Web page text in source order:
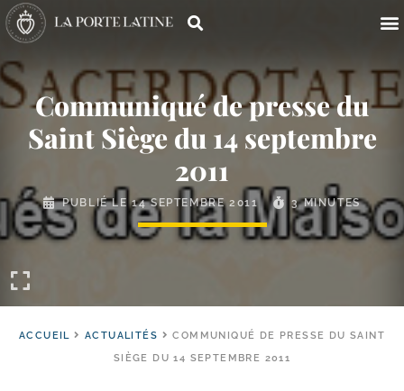
Communiqué de presse du
Saint Siège du 14 septembre
2011
PUBLIÉ LE14 SEPTEMBRE 2011 3 MINUTES
ACCUEIL ACTUALITÉS
COMMUNIQUÉ DE PRESSE DU SAINT
SIÈGE DU 14 SEPTEMBRE 2011